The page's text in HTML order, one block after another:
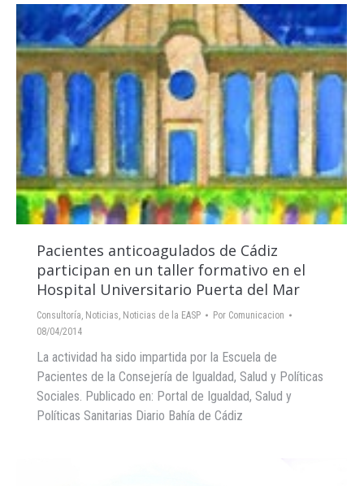
Pacientes anticoagulados de Cádiz
participan en un taller formativo en el
Hospital Universitario Puerta del Mar
Consultoría, Noticias, Noticias de la EASP Por Comunicacion
08/04/2014
La actividad ha sido impartida por la Escuela de
Pacientes de la Consejería de Igualdad, Salud y Políticas
Sociales. Publicado en: Portal de Igualdad, Salud y
Políticas Sanitarias Diario Bahía de Cádiz